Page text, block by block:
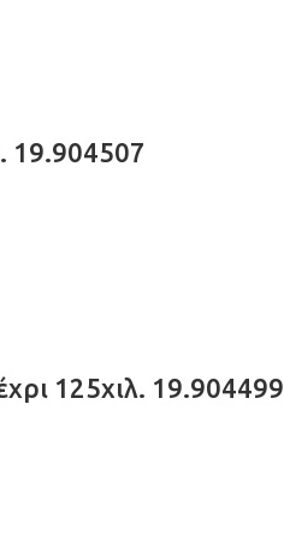
19.904507
125χιλ. 19.904499